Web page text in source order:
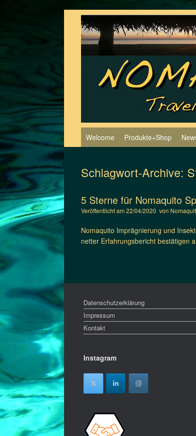
springen
Welcome Produkte+Shop
Schlagwort-Archive:
5 Sterne für Nomaquito
Veröffentlicht am22/04/2020 von
Nomaquito Imprägnierung und
netter Erfahrungsbericht bestätigen
Datenschutzerklärung
Impressum
Kontakt
Instagram